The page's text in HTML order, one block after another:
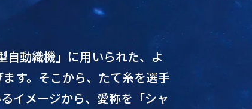
自動織機」に用いられた、よ
す。そこから、たて糸を選手
イメージから、愛称を「シャ